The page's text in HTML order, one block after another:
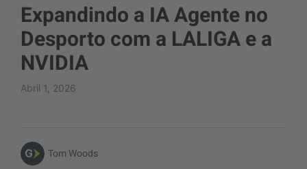
Expandindo a IA Agente no
Desporto com a LALIGA e a
NVIDIA
Abril 1, 2026
Tom Woods